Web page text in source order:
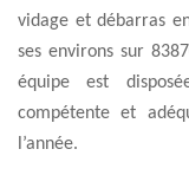
vidage et débarras
ses environs sur
équipe est
compétente et
l’année.